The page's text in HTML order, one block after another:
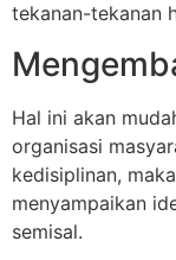
tekanan-tekanan
Hal ini akan
organisasi
kedisiplinan,
menyampaikan
semisal.